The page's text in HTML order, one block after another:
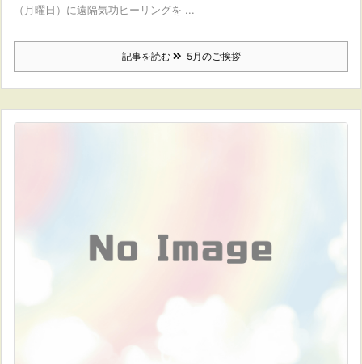
（月曜日）に遠隔気功ヒーリングを ...
記事を読む 5月のご挨拶